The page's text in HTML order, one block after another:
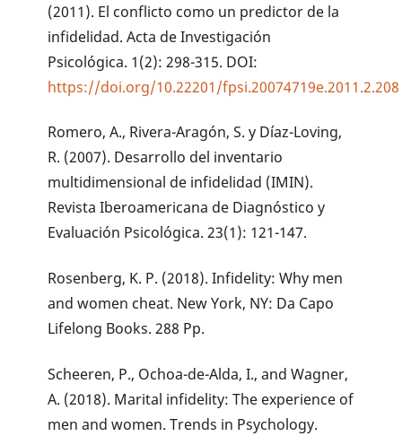
(2011). El conflicto como un predictor de la
infidelidad. Acta de Investigación
Psicológica. 1(2): 298-315. DOI:
https://doi.org/10.22201/fpsi.20074719e.2011.2.208
Romero, A., Rivera-Aragón, S. y Díaz-Loving,
R. (2007). Desarrollo del inventario
multidimensional de infidelidad (IMIN).
Revista Iberoamericana de Diagnóstico y
Evaluación Psicológica. 23(1): 121-147.
Rosenberg, K. P. (2018). Infidelity: Why men
and women cheat. New York, NY: Da Capo
Lifelong Books. 288 Pp.
Scheeren, P., Ochoa-de-Alda, I., and Wagner,
A. (2018). Marital infidelity: The experience of
men and women. Trends in Psychology.